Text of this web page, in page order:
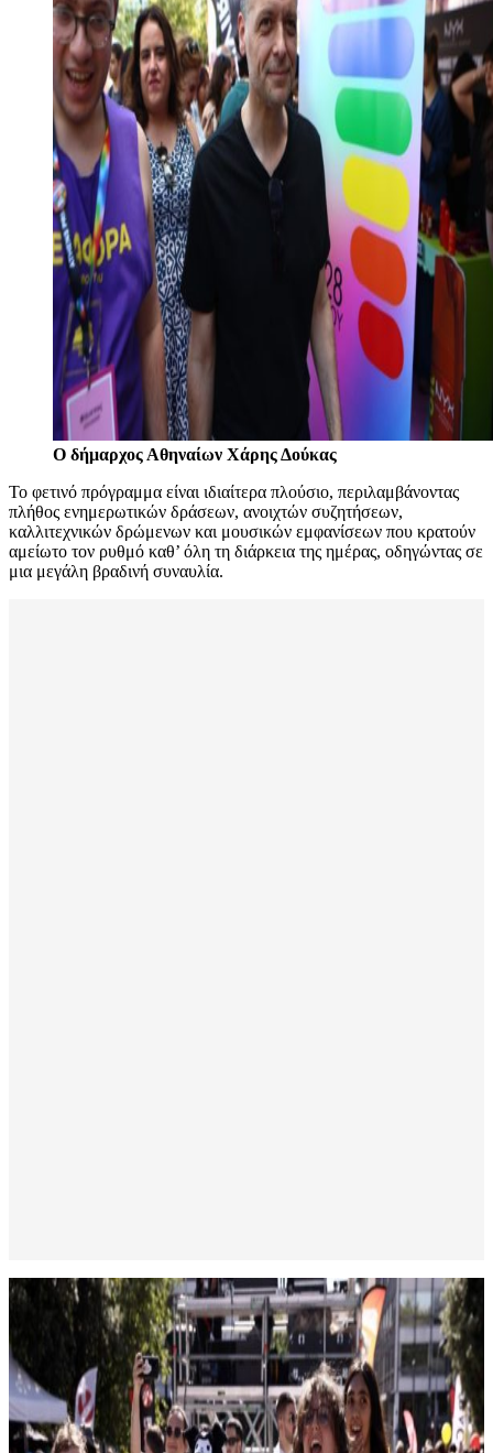
O δήμαρχος Αθηναίων Χάρης Δούκας
Το φετινό πρόγραμμα είναι ιδιαίτερα πλούσιο, περιλαμβάνοντας
πλήθος ενημερωτικών δράσεων, ανοιχτών συζητήσεων,
καλλιτεχνικών δρώμενων και μουσικών εμφανίσεων που κρατούν
αμείωτο τον ρυθμό καθ’ όλη τη διάρκεια της ημέρας, οδηγώντας σε
μια μεγάλη βραδινή συναυλία.